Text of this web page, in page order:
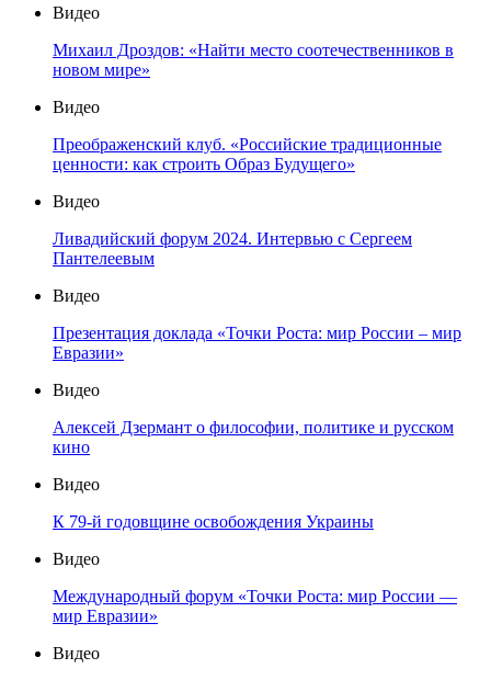
Видео
Михаил Дроздов: «Найти место соотечественников в
новом мире»
Видео
Преображенский клуб. «Российские традиционные
ценности: как строить Образ Будущего»
Видео
Ливадийский форум 2024. Интервью с Сергеем
Пантелеевым
Видео
Презентация доклада «Точки Роста: мир России – мир
Евразии»
Видео
Алексей Дзермант о философии, политике и русском
кино
Видео
К 79-й годовщине освобождения Украины
Видео
Международный форум «Точки Роста: мир России —
мир Евразии»
Видео